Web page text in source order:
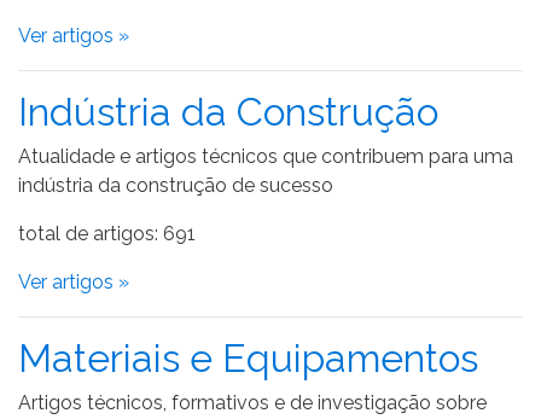
Ver artigos »
Indústria da Construção
Atualidade e artigos técnicos que contribuem para uma
indústria da construção de sucesso
total de artigos: 691
Ver artigos »
Materiais e Equipamentos
Artigos técnicos, formativos e de investigação sobre